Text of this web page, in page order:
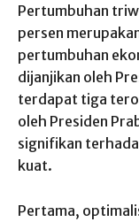
Pertumbuhan
persen
pertumbuhan
dijanjikan oleh
terdapat tiga
oleh Presiden
signifikan
kuat.
Pertama,